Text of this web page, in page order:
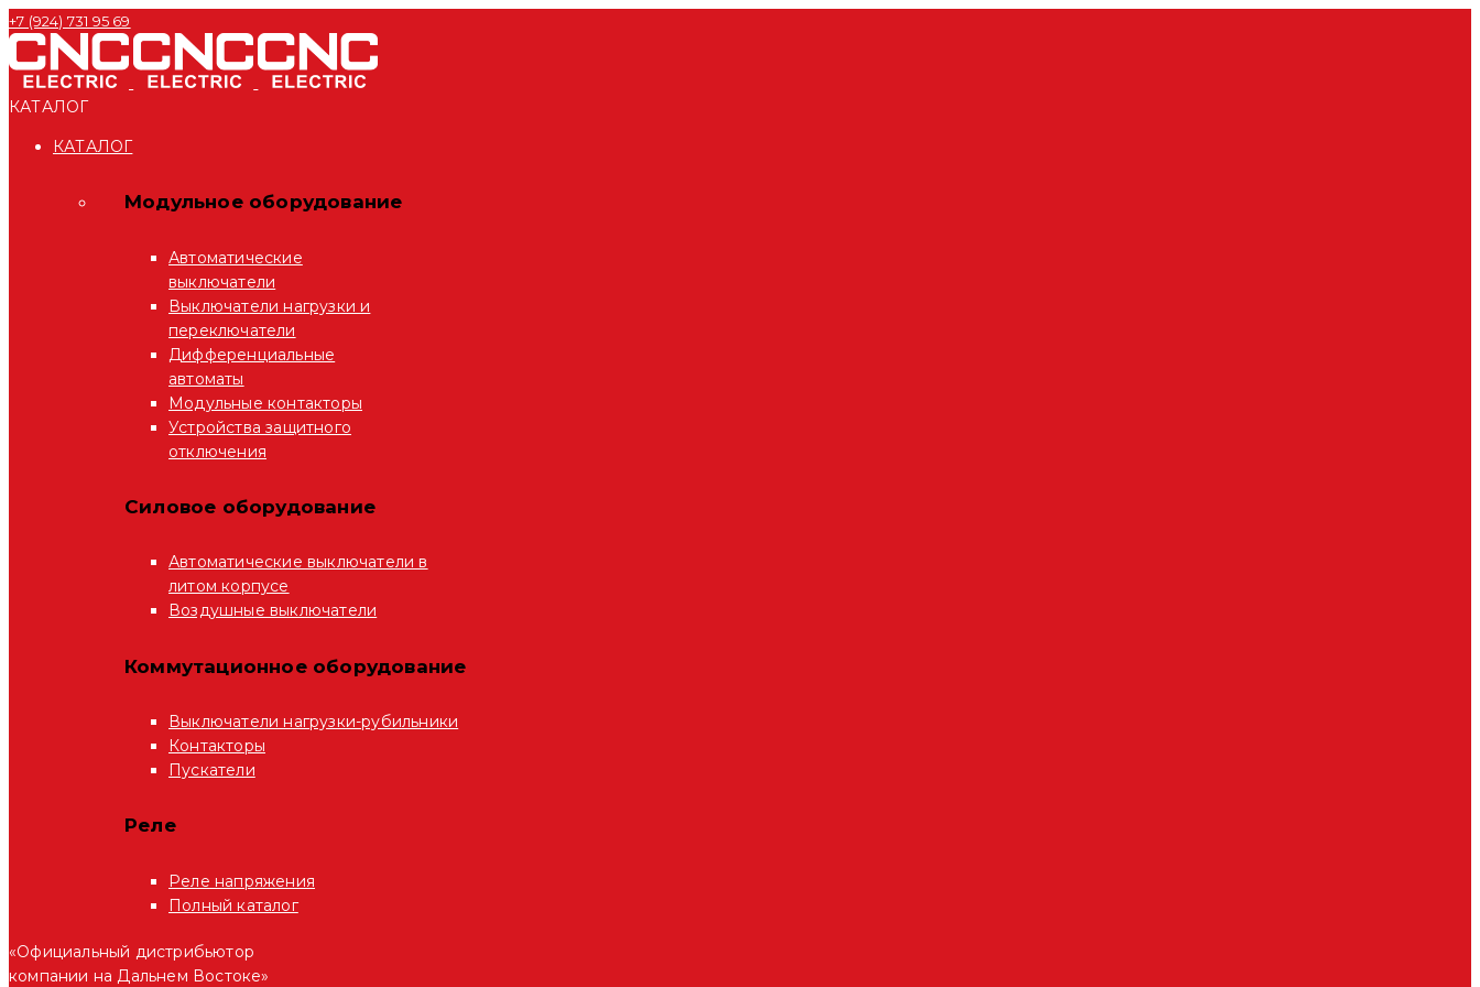
+7 (924) 731 95 69
КАТАЛОГ
КАТАЛОГ
Модульное оборудование
Автоматические
выключатели
Выключатели нагрузки и
переключатели
Дифференциальные
автоматы
Модульные контакторы
Устройства защитного
отключения
Силовое оборудование
Автоматические выключатели в
литом корпусе
Воздушные выключатели
Коммутационное оборудование
Выключатели нагрузки-рубильники
Контакторы
Пускатели
Реле
Реле напряжения
Полный каталог
«Официальный дистрибьютор
компании на Дальнем Востоке»